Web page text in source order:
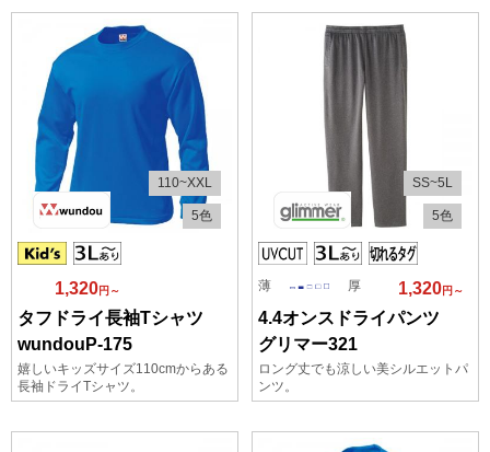
5色
110~XXL
1,320円～
タフドライ長袖Tシャツ
wundouP-175
嬉しいキッズサイズ110cmからある
長袖ドライTシャツ。
5色
SS~5L
薄 厚 1,320円～
4.4オンスドライパンツ
グリマー321
ロング丈でも涼しい美シルエットパ
ンツ。